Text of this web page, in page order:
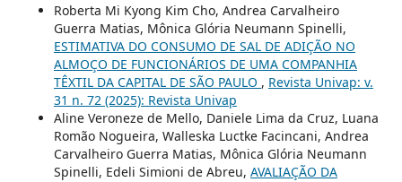
Roberta Mi Kyong Kim Cho, Andrea Carvalheiro
Guerra Matias, Mônica Glória Neumann Spinelli,
ESTIMATIVA DO CONSUMO DE SAL DE ADIÇÃO NO
ALMOÇO DE FUNCIONÁRIOS DE UMA COMPANHIA
TÊXTIL DA CAPITAL DE SÃO PAULO , Revista Univap: v.
31 n. 72 (2025): Revista Univap
Aline Veroneze de Mello, Daniele Lima da Cruz, Luana
Romão Nogueira, Walleska Luctke Facincani, Andrea
Carvalheiro Guerra Matias, Mônica Glória Neumann
Spinelli, Edeli Simioni de Abreu, AVALIAÇÃO DA